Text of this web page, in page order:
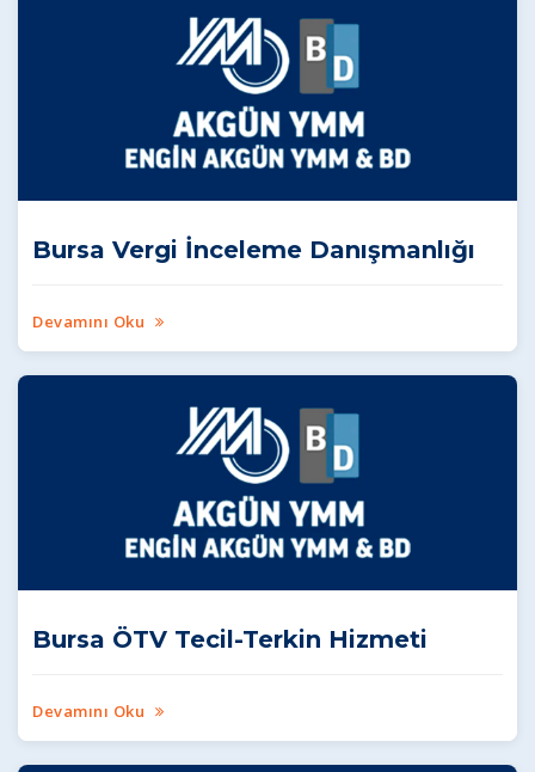
Bursa Vergi İnceleme Danışmanlığı
Devamını Oku
Bursa ÖTV Tecil-Terkin Hizmeti
Devamını Oku